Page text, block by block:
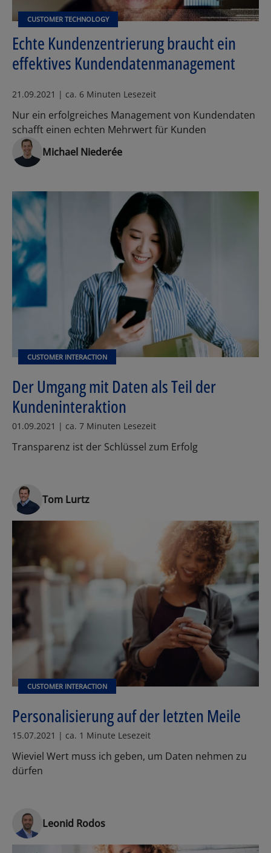
CUSTOMER TECHNOLOGY
Echte Kundenzentrierung braucht ein
effektives Kundendatenmanagement
21.09.2021 | ca. 6 Minuten Lesezeit
Nur ein erfolgreiches Management von Kundendaten
schafft einen echten Mehrwert für Kunden
Michael Niederée
CUSTOMER INTERACTION
Der Umgang mit Daten als Teil der
Kundeninteraktion
01.09.2021 | ca. 7 Minuten Lesezeit
Transparenz ist der Schlüssel zum Erfolg
Tom Lurtz
CUSTOMER INTERACTION
Personalisierung auf der letzten Meile
15.07.2021 | ca. 1 Minute Lesezeit
Wieviel Wert muss ich geben, um Daten nehmen zu
dürfen
Leonid Rodos